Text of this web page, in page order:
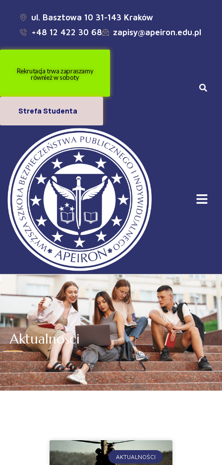
ul. Basztowa 10 31-143 Kraków
+48 12 422 30 68
zapisy@apeiron.edu.pl
Rekrutacja trwa zapraszamy
również w soboty
Strefa Studenta
Aktualności
AKTUALNOŚCI